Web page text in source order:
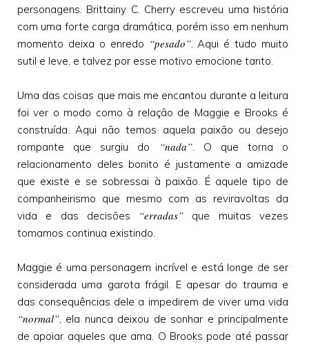
personagens. Brittainy C. Cherry escreveu uma história
com uma forte carga dramática, porém isso em nenhum
momento deixa o enredo “pesado”. Aqui é tudo muito
sutil e leve, e talvez por esse motivo emocione tanto.
Uma das coisas que mais me encantou durante a leitura
foi ver o modo como à relação de Maggie e Brooks é
construída. Aqui não temos aquela paixão ou desejo
rompante que surgiu do
“nada”. O que torna o
relacionamento deles bonito é justamente a amizade
que existe e se sobressai à paixão. É aquele tipo de
companheirismo que mesmo com as reviravoltas da
vida e das decisões “erradas” que muitas vezes
tomamos continua existindo.
Maggie é uma personagem incrível e está longe de ser
considerada uma garota frágil. E apesar do trauma e
das consequências dele a impedirem de viver uma vida
“normal”, ela nunca deixou de sonhar e principalmente
de apoiar aqueles que ama. O Brooks pode até passar